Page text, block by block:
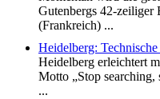
Gutenbergs 42-zeiliger
(Frankreich) ...
Heidelberg:
Heidelberg erleichtert
Motto „Stop searching,
...